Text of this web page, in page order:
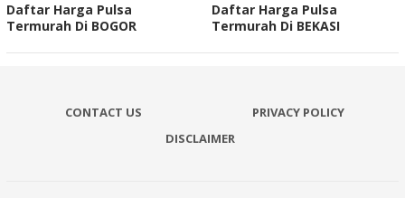
Daftar Harga Pulsa
Termurah Di BOGOR
Daftar Harga Pulsa
Termurah Di BEKASI
CONTACT US
PRIVACY POLICY
DISCLAIMER